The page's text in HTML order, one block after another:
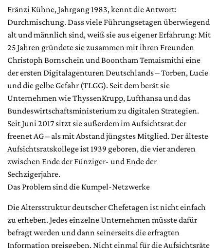
Fränzi Kühne, Jahrgang 1983, kennt die Antwort:
Durchmischung. Dass viele Führungsetagen überwiegend
alt und männlich sind, weiß sie aus eigener Erfahrung: Mit
25 Jahren gründete sie zusammen mit ihren Freunden
Christoph Bornschein und Boontham Temaismithi eine
der ersten Digitalagenturen Deutschlands – Torben, Lucie
und die gelbe Gefahr (TLGG). Seit dem berät sie
Unternehmen wie ThyssenKrupp, Lufthansa und das
Bundeswirtschaftsministerium zu digitalen Strategien.
Seit Juni 2017 sitzt sie außerdem im Aufsichtsrat der
freenet AG – als mit Abstand jüngstes Mitglied. Der älteste
Aufsichtsratskollege ist 1939 geboren, die vier anderen
zwischen Ende der Fünziger- und Ende der
Sechzigerjahre.
Das Problem sind die Kumpel-Netzwerke
Die Altersstruktur deutscher Chefetagen ist nicht einfach
zu erheben. Jedes einzelne Unternehmen müsste dafür
befragt werden und dann seinerseits die erfragten
Information preisgeben. Nicht einmal für die Aufsichtsräte